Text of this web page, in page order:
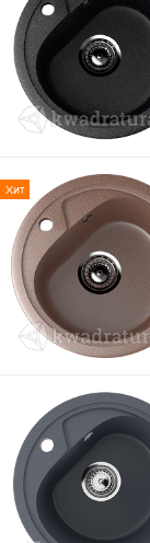
Хит